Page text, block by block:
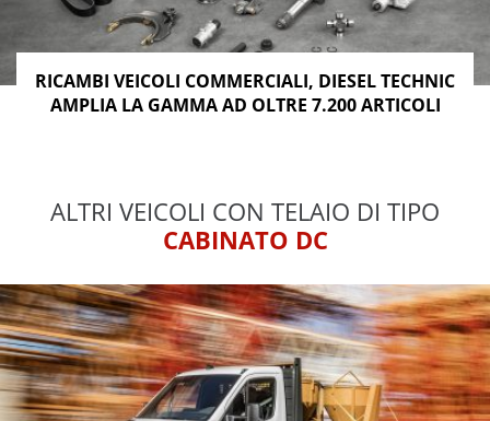
RICAMBI VEICOLI COMMERCIALI, DIESEL TECHNIC
AMPLIA LA GAMMA AD OLTRE 7.200 ARTICOLI
ALTRI VEICOLI CON TELAIO DI TIPO
CABINATO DC